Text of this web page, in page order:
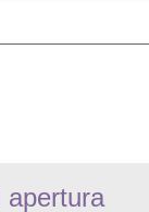
apertura